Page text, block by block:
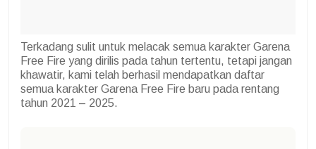
Terkadang sulit untuk melacak semua karakter Garena
Free Fire yang dirilis pada tahun tertentu, tetapi jangan
khawatir, kami telah berhasil mendapatkan daftar
semua karakter Garena Free Fire baru pada rentang
tahun 2021 – 2025.